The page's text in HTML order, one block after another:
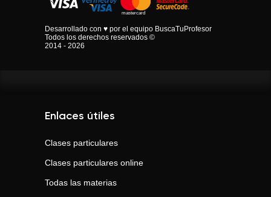
Desarrollado con ♥ por el equipo BuscaTuProfesor
Todos los derechos reservados ©
2014 - 2026
Enlaces útiles
Clases particulares
Clases particulares online
Todas las materias